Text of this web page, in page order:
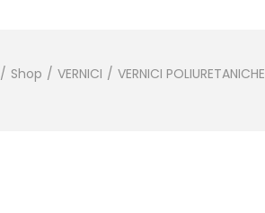
/ Shop / VERNICI / VERNICI POLIURETANICHE